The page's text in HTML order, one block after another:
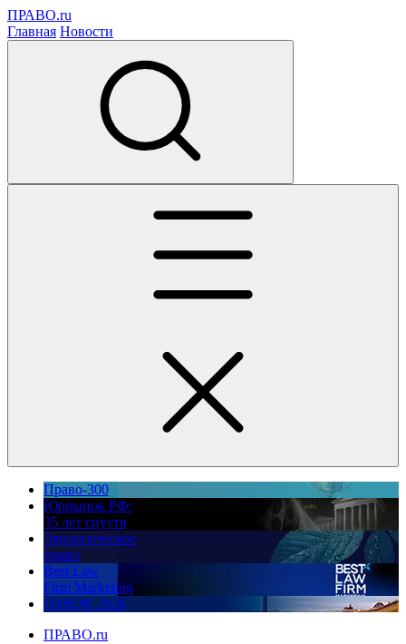
ПРАВО.ru
Главная Новости
Право-300
Юррынок РФ:
35 лет спустя
Экологическое
право
Best Law
Firm Marketing
ПМЮФ 2026
ПРАВО.ru